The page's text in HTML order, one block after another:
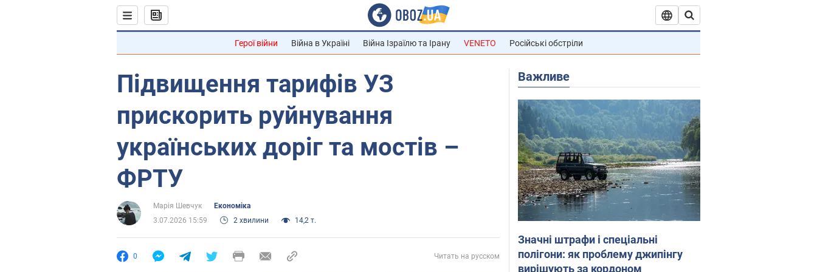
Герої війни Війна в Україні Війна Ізраїлю та Ірану VENETO Російські обстріли
Підвищення тарифів УЗ
прискорить руйнування
українських доріг та мостів –
ФРТУ
Марія Шевчук
Економіка
3.07.2026 15:59
2 хвилини 14,2 т.
0 Читать на русском
Важливе
Значні штрафи і спеціальні
полігони: як проблему джипінгу
вирішують за кордоном